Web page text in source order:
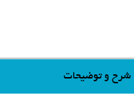
شرح و توضیحات